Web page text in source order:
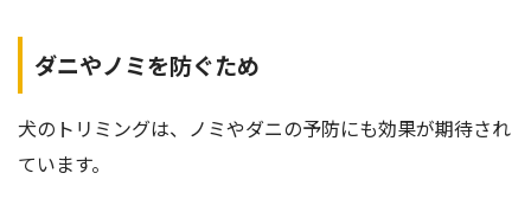
ダニやノミを防ぐため
犬のトリミングは、ノミやダニの予防にも効果が期待され
ています。